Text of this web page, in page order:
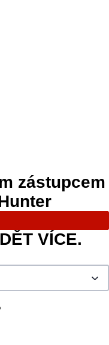
zástupcem
VÍCE.